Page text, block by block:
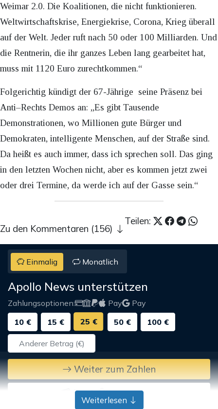
Weimar 2.0. Die Koalitionen, die nicht funktionieren.
Weltwirtschaftskrise, Energiekrise, Corona, Krieg überall
auf der Welt. Jeder ruft nach 50 oder 100 Milliarden. Und
die Rentnerin, die ihr ganzes Leben lang gearbeitet hat,
muss mit 1120 Euro zurechtkommen.“
Folgerichtig kündigt der 67-Jährige seine Präsenz bei
Anti–Rechts Demos an: „Es gibt Tausende
Demonstrationen, wo Millionen gute Bürger und
Demokraten, intelligente Menschen, auf der Straße sind.
Da heißt es auch immer, dass ich sprechen soll. Das ging
in den letzten Wochen nicht, aber es kommen jetzt zwei
oder drei Termine, da werde ich auf der Gasse sein.“
Teilen:
Zu den Kommentaren (156)
Einmalig Monatlich
Apollo News unterstützen
Zahlungsoptionen: Pay
Pay
10 €
15 € 25 € 50 € 100 €
Weiter zum Zahlen
Bank-Überweisung
Weiterlesen